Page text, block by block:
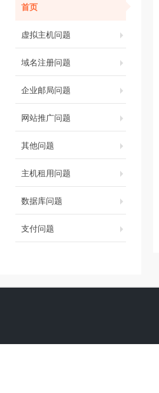
首页
虚拟主机问题
域名注册问题
企业邮局问题
网站推广问题
其他问题
主机租用问题
数据库问题
支付问题